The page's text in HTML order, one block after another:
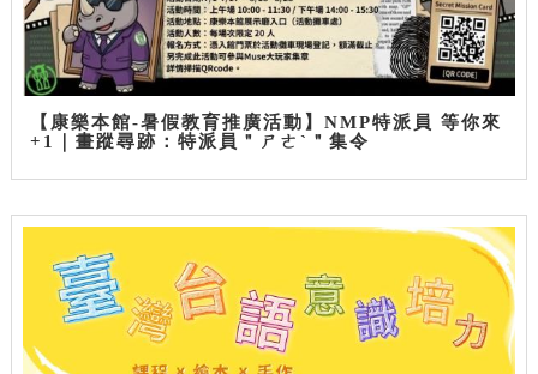
【康樂本館-暑假教育推廣活動】NMP特派員 等你來
+1｜畫蹤尋跡：特派員＂ㄕㄜˋ＂集令